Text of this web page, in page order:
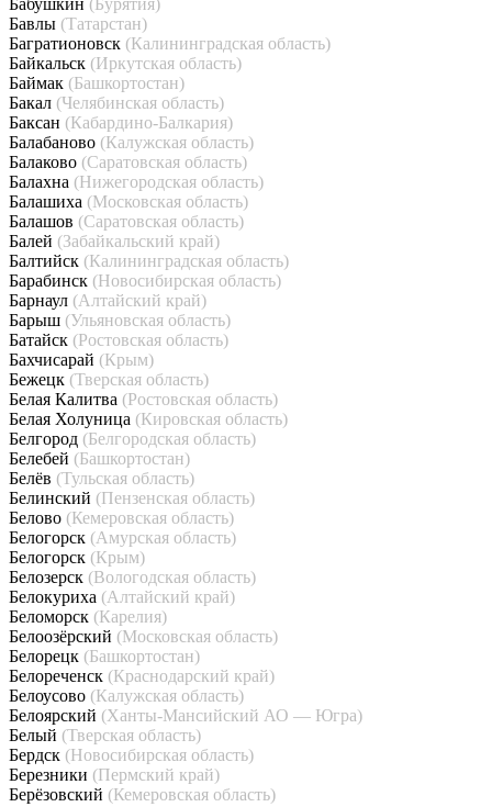
Бабушкин (Бурятия)
Бавлы (Татарстан)
Багратионовск (Калининградская область)
Байкальск (Иркутская область)
Баймак (Башкортостан)
Бакал (Челябинская область)
Баксан (Кабардино-Балкария)
Балабаново (Калужская область)
Балаково (Саратовская область)
Балахна (Нижегородская область)
Балашиха (Московская область)
Балашов (Саратовская область)
Балей (Забайкальский край)
Балтийск (Калининградская область)
Барабинск (Новосибирская область)
Барнаул (Алтайский край)
Барыш (Ульяновская область)
Батайск (Ростовская область)
Бахчисарай (Крым)
Бежецк (Тверская область)
Белая Калитва (Ростовская область)
Белая Холуница (Кировская область)
Белгород (Белгородская область)
Белебей (Башкортостан)
Белёв (Тульская область)
Белинский (Пензенская область)
Белово (Кемеровская область)
Белогорск (Амурская область)
Белогорск (Крым)
Белозерск (Вологодская область)
Белокуриха (Алтайский край)
Беломорск (Карелия)
Белоозёрский (Московская область)
Белорецк (Башкортостан)
Белореченск (Краснодарский край)
Белоусово (Калужская область)
Белоярский (Ханты-Мансийский АО — Югра)
Белый (Тверская область)
Бердск (Новосибирская область)
Березники (Пермский край)
Берёзовский (Кемеровская область)